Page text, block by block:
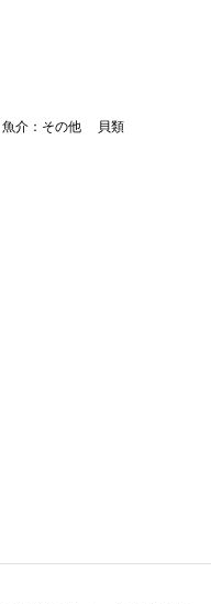
魚介：その他 貝類